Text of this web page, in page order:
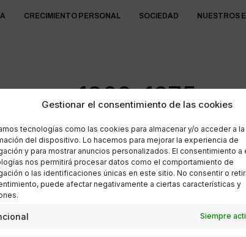
Gestionar el consentimiento de las cookies
tecnologías como las cookies para almacenar y/o acceder a la
del dispositivo. Lo hacemos para mejorar la experiencia de
y para mostrar anuncios personalizados. El consentimiento a
nos permitirá procesar datos como el comportamiento de
o las identificaciones únicas en este sitio. No consentir o
puede afectar negativamente a ciertas características y
Siempre
CRECIMIENTO PERSONAL SOCIEDAD NUESTROS
1960-1975
CULTURA
El Centre Pompidou Málaga
acoge ‘Construir el aire.